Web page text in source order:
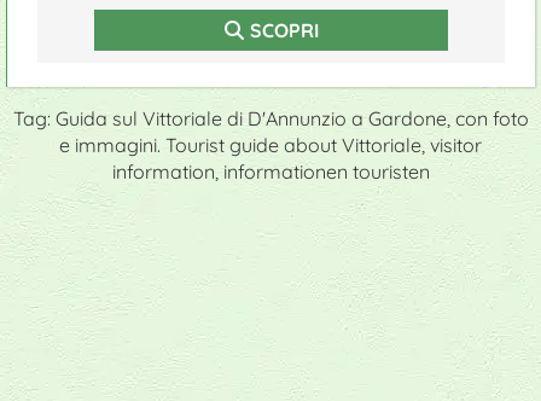
SCOPRI
Tag: Guida sul Vittoriale di D'Annunzio a Gardone, con foto
e immagini. Tourist guide about Vittoriale, visitor
information, informationen touristen